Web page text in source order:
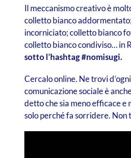
Il meccanismo creativo è
colletto bianco
incorniciato; colletto bianco
colletto bianco condiviso… in
sotto l’hashtag #nomisugi.
Cercalo online. Ne trovi
comunicazione sociale è
detto che sia meno efficace e
solo perché fa sorridere. Non